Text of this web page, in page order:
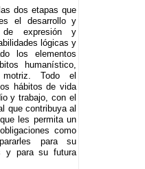
dos etapas que
el desarrollo y
de expresión y
lógicas y
los elementos
humanístico,
motriz. Todo el
hábitos de vida
y trabajo, con el
que contribuya al
les permita un
como
para su
y para su futura